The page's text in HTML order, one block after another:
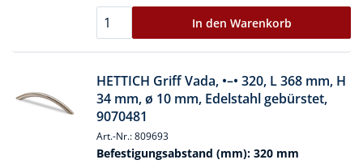
In den Warenkorb
HETTICH Griff Vada, •–• 320, L 368 mm, H
34 mm, ø 10 mm, Edelstahl gebürstet,
9070481
Art.-Nr.: 809693
Befestigungsabstand (mm): 320 mm